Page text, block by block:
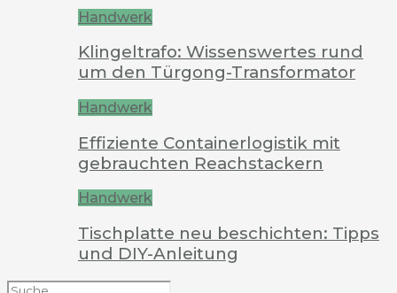
Handwerk
Klingeltrafo: Wissenswertes rund
um den Türgong-Transformator
Handwerk
Effiziente Containerlogistik mit
gebrauchten Reachstackern
Handwerk
Tischplatte neu beschichten: Tipps
und DIY-Anleitung